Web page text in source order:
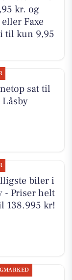
kr. og
eller Faxe
til kun 9,95
sat til
biler i
- Priser helt
138.995 kr!